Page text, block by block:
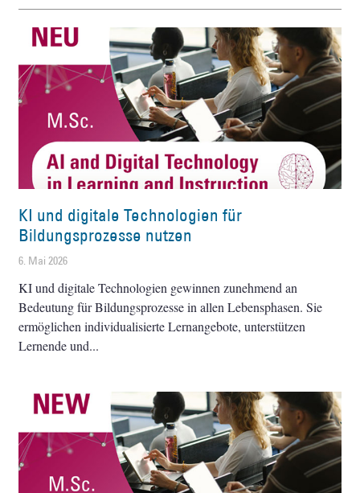
KI und digitale Technologien für
Bildungsprozesse nutzen
6. Mai 2026
KI und digitale Technologien gewinnen zunehmend an
Bedeutung für Bildungsprozesse in allen Lebensphasen. Sie
ermöglichen individualisierte Lernangebote, unterstützen
Lernende und